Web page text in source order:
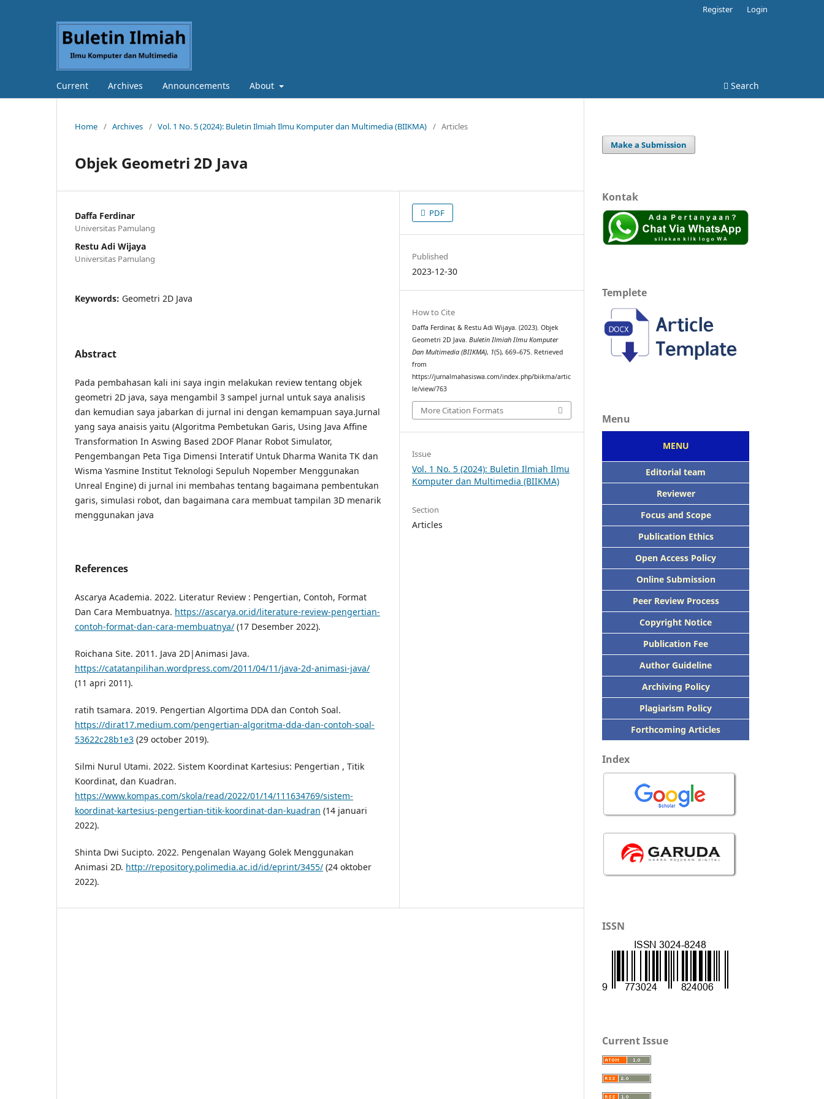
Current Archives Announcements About Search
Register Login
Home / Archives / Vol. 1 No. 5 (2024): Buletin Ilmiah Ilmu Komputer dan Multimedia (BIIKMA) / Articles
Objek Geometri 2D Java
Daffa Ferdinar
Universitas Pamulang
Restu Adi Wijaya
Universitas Pamulang
Keywords: Geometri 2D Java
Abstract
Pada pembahasan kali ini saya ingin melakukan review tentang objek
geometri 2D java, saya mengambil 3 sampel jurnal untuk saya analisis
dan kemudian saya jabarkan di jurnal ini dengan kemampuan saya.Jurnal
yang saya anaisis yaitu (Algoritma Pembetukan Garis, Using Java Affine
Transformation In Aswing Based 2DOF Planar Robot Simulator,
Pengembangan Peta Tiga Dimensi Interatif Untuk Dharma Wanita TK dan
Wisma Yasmine Institut Teknologi Sepuluh Nopember Menggunakan
Unreal Engine) di jurnal ini membahas tentang bagaimana pembentukan
garis, simulasi robot, dan bagaimana cara membuat tampilan 3D menarik
menggunakan java
References
Ascarya Academia. 2022. Literatur Review : Pengertian, Contoh, Format
Dan Cara Membuatnya. https://ascarya.or.id/literature-review-pengertian-
contoh-format-dan-cara-membuatnya/ (17 Desember 2022).
Roichana Site. 2011. Java 2D|Animasi Java.
https://catatanpilihan.wordpress.com/2011/04/11/java-2d-animasi-java/
(11 apri 2011).
ratih tsamara. 2019. Pengertian Algortima DDA dan Contoh Soal.
https://dirat17.medium.com/pengertian-algoritma-dda-dan-contoh-soal-
53622c28b1e3 (29 october 2019).
Silmi Nurul Utami. 2022. Sistem Koordinat Kartesius: Pengertian , Titik
Koordinat, dan Kuadran.
https://www.kompas.com/skola/read/2022/01/14/111634769/sistem-
koordinat-kartesius-pengertian-titik-koordinat-dan-kuadran (14 januari
2022).
Shinta Dwi Sucipto. 2022. Pengenalan Wayang Golek Menggunakan
Animasi 2D. http://repository.polimedia.ac.id/id/eprint/3455/ (24 oktober
2022).
PDF
Published
2023-12-30
How to Cite
Daffa Ferdinar, & Restu Adi Wijaya. (2023). Objek
Geometri 2D Java.Buletin Ilmiah Ilmu Komputer
Dan Multimedia (BIIKMA), 1(5), 669–675. Retrieved
from
https://jurnalmahasiswa.com/index.php/biikma/artic
le/view/763
More Citation Formats
Issue
Vol. 1 No. 5 (2024): Buletin Ilmiah Ilmu
Komputer dan Multimedia (BIIKMA)
Section
Articles
Make a Submission
Kontak
Templete
Menu
MENU
Editorial team
Reviewer
Focus and Scope
Publication Ethics
Open Access Policy
Online Submission
Peer Review Process
Copyright Notice
Publication Fee
Author Guideline
Archiving Policy
Plagiarism Policy
Forthcoming Articles
Index
ISSN
Current Issue